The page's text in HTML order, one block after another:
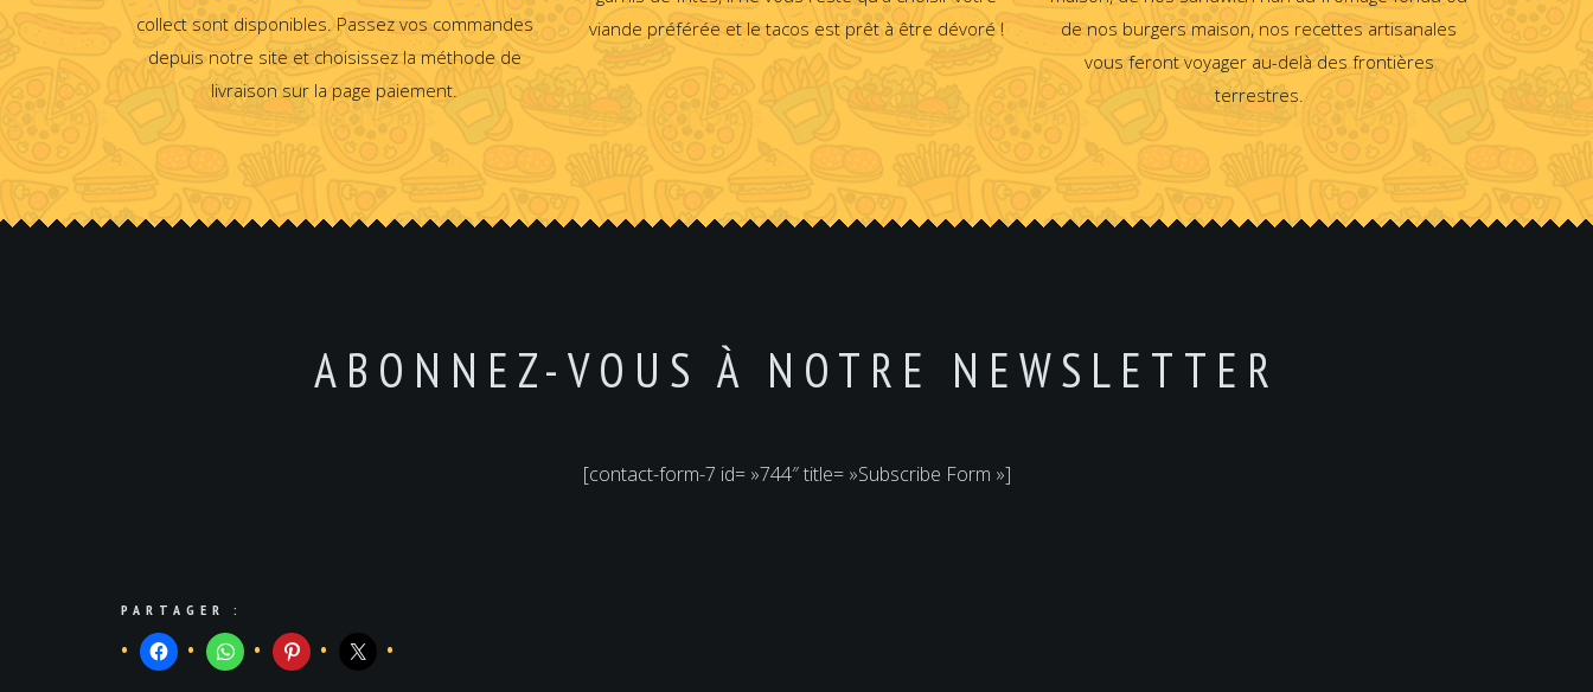
collect sont disponibles. Passez vos commandes
depuis notre site et choisissez la méthode de
livraison sur la page paiement.
viande préférée et le tacos est prêt à être dévoré !
de nos burgers maison, nos recettes artisanales
vous feront voyager au-delà des frontières
terrestres.
ABONNEZ-VOUS À NOTRE NEWSLETTER
[contact-form-7 id= »744″ title= »Subscribe Form »]
PARTAGER :